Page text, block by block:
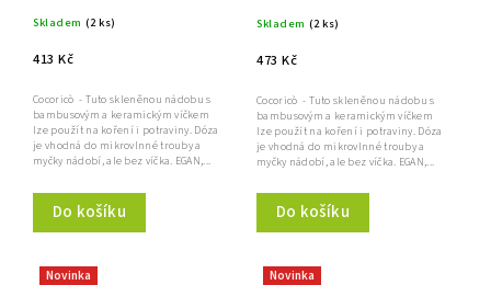
Skladem (2 ks)
413 Kč
Do košíku
Cocoricò - Tuto skleněnou nádobu s
bambusovým a keramickým víčkem
lze použít na koření i potraviny. Dóza
je vhodná do mikrovlnné trouby a
myčky nádobí, ale bez víčka. EGAN,...
Skladem (2 ks)
473 Kč
Do košíku
Cocoricò - Tuto skleněnou nádobu s
bambusovým a keramickým víčkem
lze použít na koření i potraviny. Dóza
je vhodná do mikrovlnné trouby a
myčky nádobí, ale bez víčka. EGAN,...
Novinka Novinka